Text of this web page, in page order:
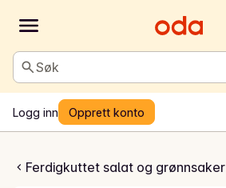
Søk
Logg inn Opprett konto
Ferdigkuttet salat og grønnsaker
stekemiks